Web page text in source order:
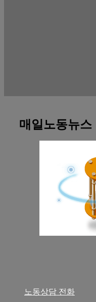
매일노동뉴스
노동상담 전화